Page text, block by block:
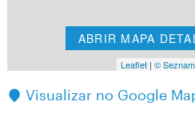
ABRIR MAPA
Leaflet| ©
Visualizar no Google